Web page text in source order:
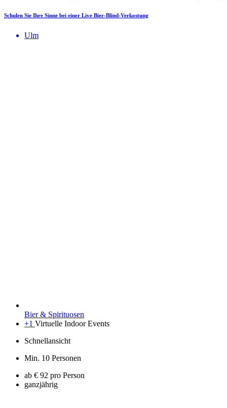
Schulen Sie Ihre Sinne bei einer Live Bier-Blind-Verkostung
Ulm
Bier & Spirituosen
+1 Virtuelle Indoor Events
Schnellansicht
Min. 10 Personen
ab € 92 pro Person
ganzjährig